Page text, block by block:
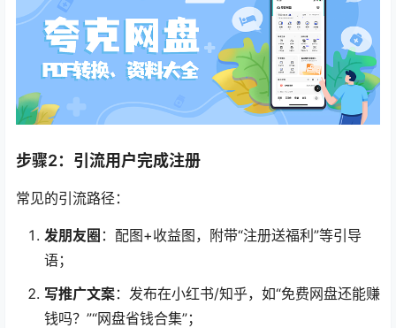
步骤2：引流用户完成注册
常见的引流路径：
发朋友圈 ：配图+收益图，附带“注册送福利”等引导
语；
写推广文案：发布在小红书/知乎，如“免费网盘还能赚
钱吗？”“网盘省钱合集”；